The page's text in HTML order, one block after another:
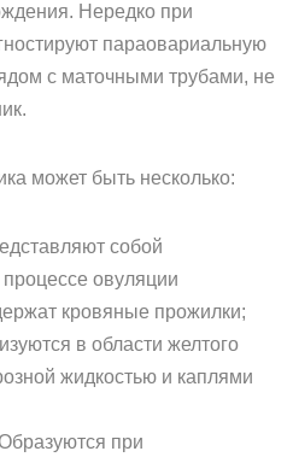
Нередко при
параовариальную
с маточными трубами, не
может быть несколько:
собой
овуляции
кровяные прожилки;
в области желтого
жидкостью и каплями
при